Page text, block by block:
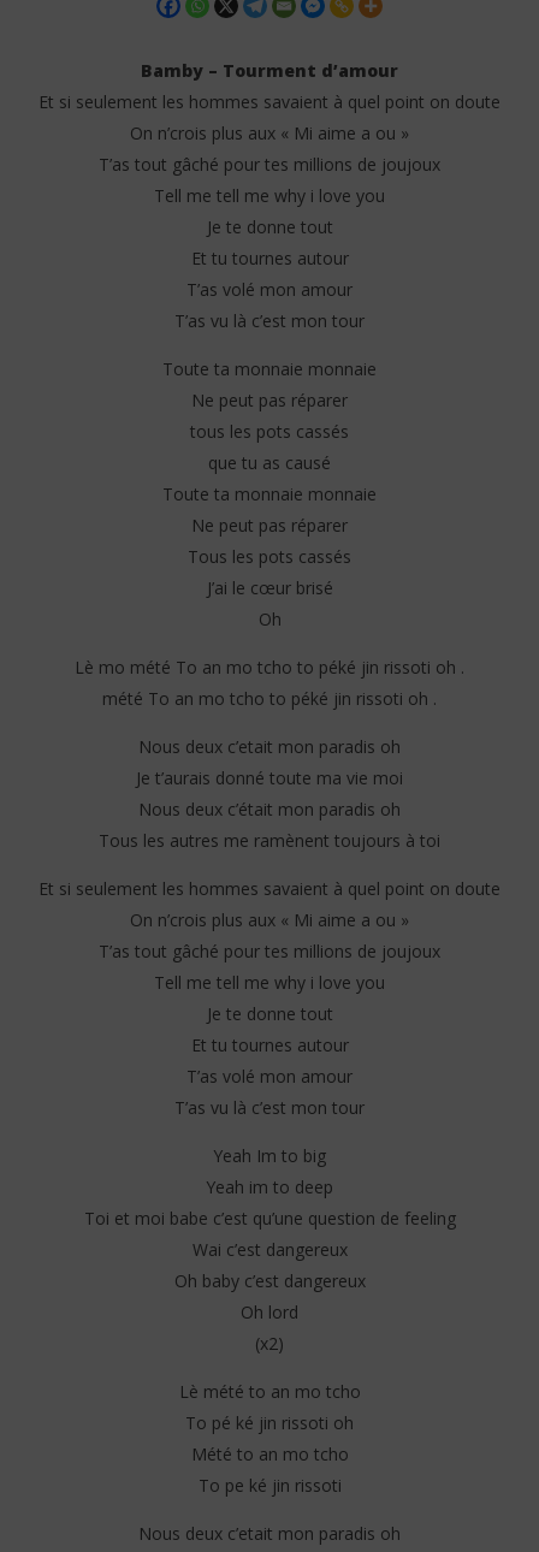
NOW VIEWING
Bamby – Tourment d’amour (Lyrics)
Bamby – Tourment d’amour
Et si seulement les hommes savaient à quel point on doute
On n’crois plus aux « Mi aime a ou »
T’as tout gâché pour tes millions de joujoux
Tell me tell me why i love you
Je te donne tout
Et tu tournes autour
T’as volé mon amour
T’as vu là c’est mon tour
Toute ta monnaie monnaie
Ne peut pas réparer
tous les pots cassés
que tu as causé
Toute ta monnaie monnaie
Ne peut pas réparer
Tous les pots cassés
J’ai le cœur brisé
Oh
Lè mo mété To an mo tcho to péké jin rissoti oh .
mété To an mo tcho to péké jin rissoti oh .
Nous deux c’etait mon paradis oh
Je t’aurais donné toute ma vie moi
Nous deux c’était mon paradis oh
Tous les autres me ramènent toujours à toi
Et si seulement les hommes savaient à quel point on doute
On n’crois plus aux « Mi aime a ou »
T’as tout gâché pour tes millions de joujoux
Tell me tell me why i love you
Je te donne tout
Et tu tournes autour
T’as volé mon amour
T’as vu là c’est mon tour
Yeah Im to big
Yeah im to deep
Toi et moi babe c’est qu’une question de feeling
Wai c’est dangereux
Oh baby c’est dangereux
Oh lord
(x2)
Lè mété to an mo tcho
To pé ké jin rissoti oh
Mété to an mo tcho
To pe ké jin rissoti
Nous deux c’etait mon paradis oh